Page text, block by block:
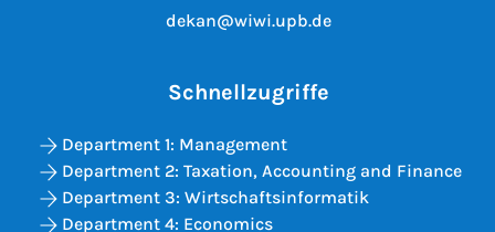
dekan@wiwi.upb.de
Schnellzugriffe
Department 1: Management
Department 2: Taxation, Accounting and Finance
Department 3: Wirtschaftsinformatik
Department 4: Economics